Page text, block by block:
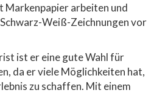
Markenpapier arbeiten und
Weiß-Zeichnungen vor
ist er eine gute Wahl für
da er viele Möglichkeiten hat,
zu schaffen. Mit einem